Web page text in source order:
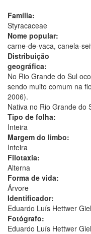
Família:
Styracaceae
Nome popular:
carne-de-vaca, canela-
Distribuição
geográfica:
No Rio Grande do Sul
sendo muito comum na
2006).
Nativa no Rio Grande do
Tipo de folha:
Inteira
Margem do limbo:
Inteira
Filotaxia:
Alterna
Forma de vida:
Árvore
Identificador:
Eduardo Luís Hettwer
Fotógrafo:
Eduardo Luís Hettwer